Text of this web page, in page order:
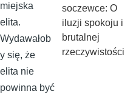
miejska
elita.
Wydawałob
y się, że
elita nie
powinna być
soczewce: O
iluzji spokoju i
brutalnej
rzeczywistości